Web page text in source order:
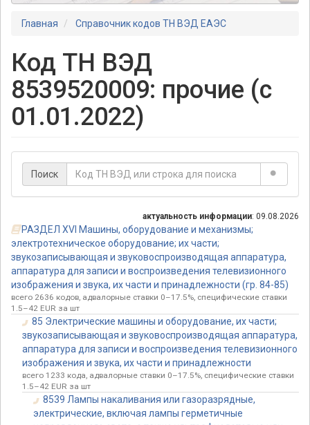
Главная Справочник кодов ТН ВЭД ЕАЭС
Код ТН ВЭД
8539520009: прочие (с
01.01.2022)
Поиск
актуальность информации: 09.08.2026
РАЗДЕЛ XVI Машины, оборудование и механизмы;
электротехническое оборудование; их части;
звукозаписывающая и звуковоспроизводящая аппаратура,
аппаратура для записи и воспроизведения телевизионного
изображения и звука, их части и принадлежности (гр. 84-85)
всего 2636 кодов, адвалорные ставки 0–17.5%, специфические ставки
1.5–42 EUR за шт
85 Электрические машины и оборудование, их части;
звукозаписывающая и звуковоспроизводящая аппаратура,
аппаратура для записи и воспроизведения телевизионного
изображения и звука, их части и принадлежности
всего 1233 кода, адвалорные ставки 0–17.5%, специфические ставки
1.5–42 EUR за шт
8539 Лампы накаливания или газоразрядные,
электрические, включая лампы герметичные